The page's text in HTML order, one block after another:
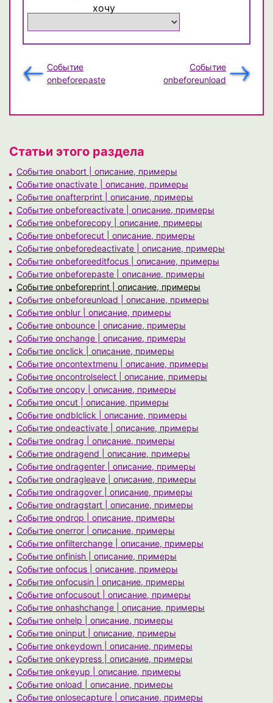
хочу
Событие
onbeforeunload
Событие
onbeforepaste
Статьи этого раздела
Событие onabort | описание, примеры
Событие onactivate | описание, примеры
Событие onafterprint | описание, примеры
Событие onbeforeactivate | описание, примеры
Событие onbeforecopy | описание, примеры
Событие onbeforecut | описание, примеры
Событие onbeforedeactivate | описание, примеры
Событие onbeforeeditfocus | описание, примеры
Событие onbeforepaste | описание, примеры
Событие onbeforeprint | описание, примеры
Событие onbeforeunload | описание, примеры
Событие onblur | описание, примеры
Событие onbounce | описание, примеры
Событие onchange | описание, примеры
Событие onclick | описание, примеры
Событие oncontextmenu | описание, примеры
Событие oncontrolselect | описание, примеры
Событие oncopy | описание, примеры
Событие oncut | описание, примеры
Событие ondblclick | описание, примеры
Событие ondeactivate | описание, примеры
Событие ondrag | описание, примеры
Событие ondragend | описание, примеры
Событие ondragenter | описание, примеры
Событие ondragleave | описание, примеры
Событие ondragover | описание, примеры
Событие ondragstart | описание, примеры
Событие ondrop | описание, примеры
Событие onerror | описание, примеры
Событие onfilterchange | описание, примеры
Событие onfinish | описание, примеры
Событие onfocus | описание, примеры
Событие onfocusin | описание, примеры
Событие onfocusout | описание, примеры
Событие onhashchange | описание, примеры
Событие onhelp | описание, примеры
Событие oninput | описание, примеры
Событие onkeydown | описание, примеры
Событие onkeypress | описание, примеры
Событие onkeyup | описание, примеры
Событие onload | описание, примеры
Событие onlosecapture | описание, примеры